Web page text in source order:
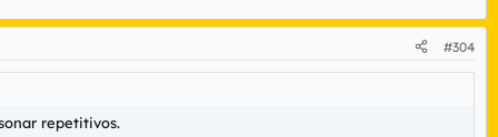
#304
repetitivos.